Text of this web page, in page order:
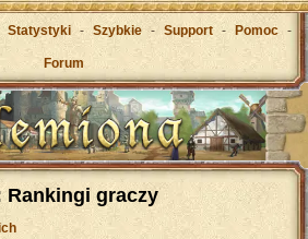
Statystyki - Szybkie - Support - Pomoc -
Forum
Rankingi graczy